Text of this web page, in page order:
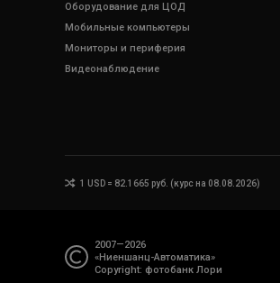
Оборудование для ЦОД
Мобильные компьютеры
Мониторы и периферия
Видеонаблюдение
1 USD = 82.1665 руб. (курс на 08.08.2026)
2007—2026
«Ниеншанц-Автоматика»
Copyright: фотобанк Лори